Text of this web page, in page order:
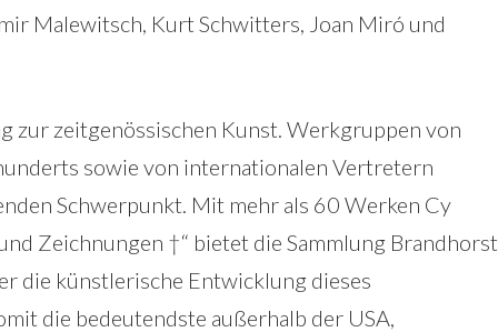
Malewitsch, Kurt Schwitters, Joan Miró und
zur zeitgenössischen Kunst. Werkgruppen von
sowie von internationalen Vertretern
Schwerpunkt. Mit mehr als 60 Werken Cy
Zeichnungen †“ bietet die Sammlung Brandhorst
die künstlerische Entwicklung dieses
die bedeutendste außerhalb der USA,